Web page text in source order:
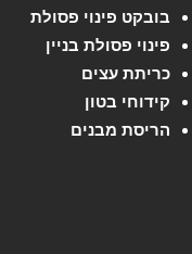
בובקט פינוי פסולת
פינוי פסולת בניין
כריתת עצים
קידוחי בטון
הריסת מבנים